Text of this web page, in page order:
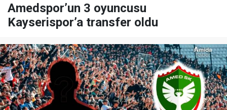
Amedspor’un 3 oyuncusu
Kayserispor’a transfer oldu